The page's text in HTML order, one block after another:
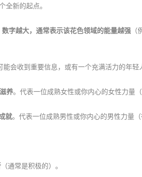
全新的起点。
数字越大，通常表示该花色领域的能量越强
能会收到重要信息，或有一个充满活力的年轻
养。代表一位成熟女性或你内心的女性力量（
就。代表一位成熟男性或你内心的男性力量（
（通常是积极的）。